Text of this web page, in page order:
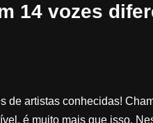
14 vozes
de artistas conhecidas!
é muito mais que isso.